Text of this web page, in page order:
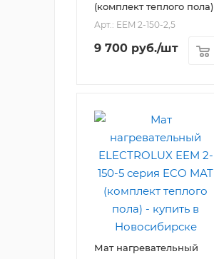
(комплект теплого пола)
Арт.: EEM 2-150-2,5
9 700 руб./шт
Мат нагревательный